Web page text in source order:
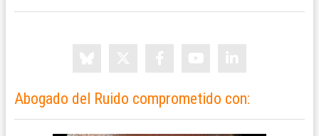
Abogado del Ruido comprometido con: